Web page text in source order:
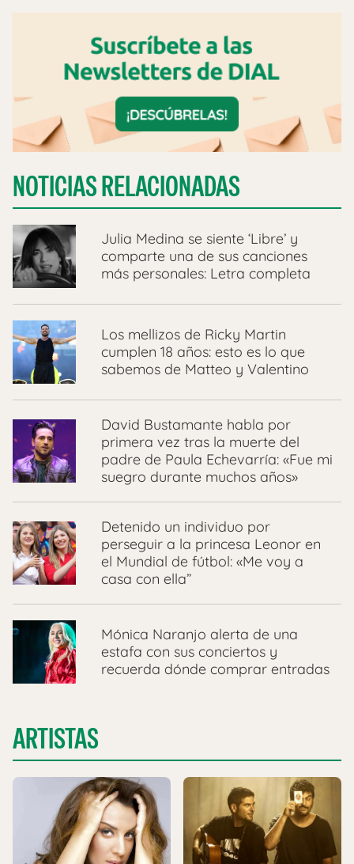
NOTICIAS RELACIONADAS
Julia Medina se siente ‘Libre’ y
comparte una de sus canciones
más personales: Letra completa
Los mellizos de Ricky Martin
cumplen 18 años: esto es lo que
sabemos de Matteo y Valentino
David Bustamante habla por
primera vez tras la muerte del
padre de Paula Echevarría: «Fue mi
suegro durante muchos años»
Detenido un individuo por
perseguir a la princesa Leonor en
el Mundial de fútbol: «Me voy a
casa con ella”
Mónica Naranjo alerta de una
estafa con sus conciertos y
recuerda dónde comprar entradas
ARTISTAS